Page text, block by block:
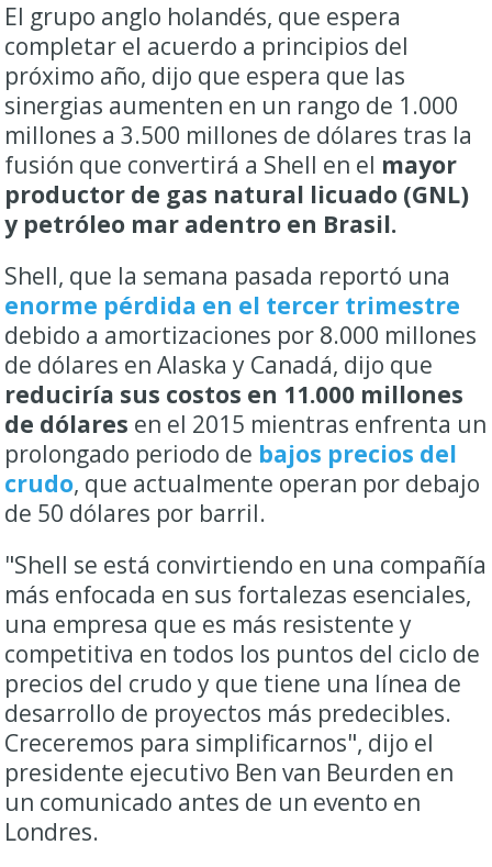
El grupo anglo holandés, que espera
completar el acuerdo a principios del
próximo año, dijo que espera que las
sinergias aumenten en un rango de 1.000
millones a 3.500 millones de dólares tras la
fusión que convertirá a Shell en el mayor
productor de gas natural licuado (GNL)
y petróleo mar adentro en Brasil.
Shell, que la semana pasada reportó una
enorme pérdida en el tercer trimestre
debido a amortizaciones por 8.000 millones
de dólares en Alaska y Canadá, dijo que
reduciría sus costos en 11.000 millones
de dólares en el 2015 mientras enfrenta un
prolongado periodo de bajos precios del
crudo, que actualmente operan por debajo
de 50 dólares por barril.
"Shell se está convirtiendo en una compañía
más enfocada en sus fortalezas esenciales,
una empresa que es más resistente y
competitiva en todos los puntos del ciclo de
precios del crudo y que tiene una línea de
desarrollo de proyectos más predecibles.
Creceremos para simplificarnos", dijo el
presidente ejecutivo Ben van Beurden en
un comunicado antes de un evento en
Londres.